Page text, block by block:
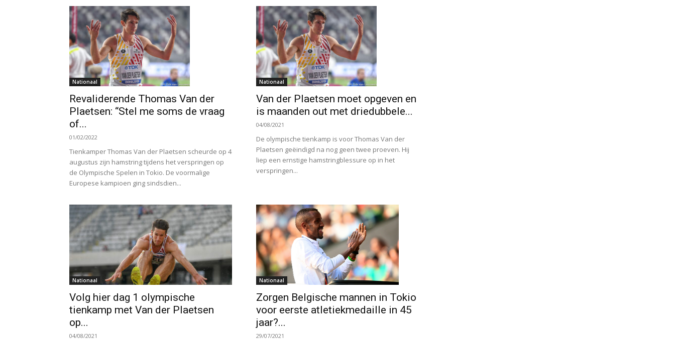
Nationaal
Revaliderende Thomas Van der
Plaetsen: “Stel me soms de vraag
of...
01/02/2022
Tienkamper Thomas Van der Plaetsen scheurde op 4
augustus zijn hamstring tijdens het verspringen op
de Olympische Spelen in Tokio. De voormalige
Europese kampioen ging sindsdien...
Nationaal
Van der Plaetsen moet opgeven en
is maanden out met driedubbele...
04/08/2021
De olympische tienkamp is voor Thomas Van der
Plaetsen geëindigd na nog geen twee proeven. Hij
liep een ernstige hamstringblessure op in het
verspringen...
Nationaal
Volg hier dag 1 olympische
tienkamp met Van der Plaetsen
op...
04/08/2021
Nationaal
Zorgen Belgische mannen in Tokio
voor eerste atletiekmedaille in 45
jaar?...
29/07/2021